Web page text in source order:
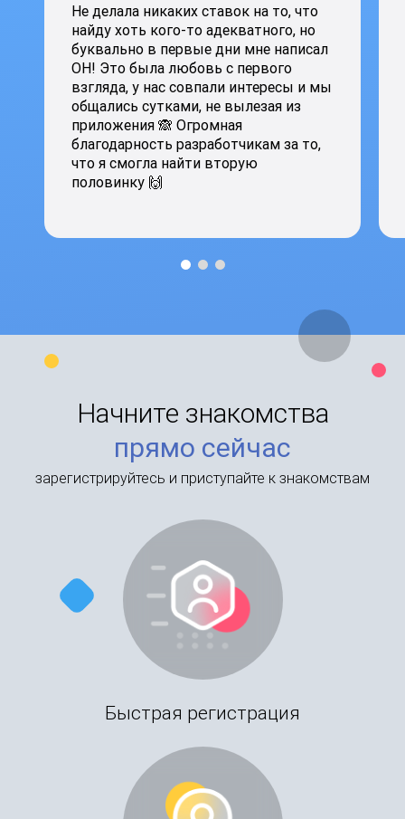
Не делала никаких ставок на то, что
найду хоть кого-то адекватного, но
буквально в первые дни мне написал
ОН! Это была любовь с первого
взгляда, у нас совпали интересы и мы
общались сутками, не вылезая из
приложения 🙈 Огромная
благодарность разработчикам за то,
что я смогла найти вторую
половинку 🙌
Начните знакомства
прямо сейчас
зарегистрируйтесь и приступайте к знакомствам
Быстрая регистрация